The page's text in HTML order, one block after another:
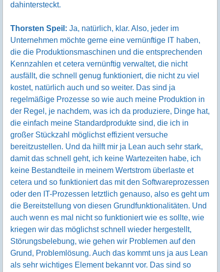
dahintersteckt.
Thorsten Speil: Ja, natürlich, klar. Also, jeder im
Unternehmen möchte gerne eine vernünftige IT haben,
die die Produktionsmaschinen und die entsprechenden
Kennzahlen et cetera vernünftig verwaltet, die nicht
ausfällt, die schnell genug funktioniert, die nicht zu viel
kostet, natürlich auch und so weiter. Das sind ja
regelmäßige Prozesse so wie auch meine Produktion in
der Regel, je nachdem, was ich da produziere, Dinge hat,
die einfach meine Standardprodukte sind, die ich in
großer Stückzahl möglichst effizient versuche
bereitzustellen. Und da hilft mir ja Lean auch sehr stark,
damit das schnell geht, ich keine Wartezeiten habe, ich
keine Bestandteile in meinem Wertstrom überlaste et
cetera und so funktioniert das mit den Softwareprozessen
oder den IT-Prozessen letztlich genauso, also es geht um
die Bereitstellung von diesen Grundfunktionalitäten. Und
auch wenn es mal nicht so funktioniert wie es sollte, wie
kriegen wir das möglichst schnell wieder hergestellt,
Störungsbelebung, wie gehen wir Problemen auf den
Grund, Problemlösung. Auch das kommt uns ja aus Lean
als sehr wichtiges Element bekannt vor. Das sind so